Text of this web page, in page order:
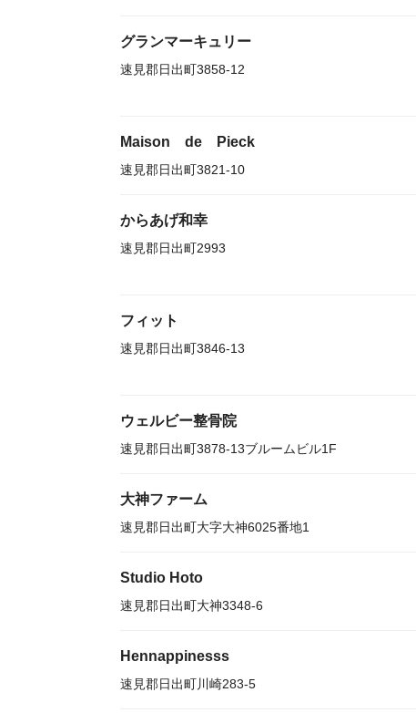
グランマーキュリー
速見郡日出町3858-12
Maison de Pieck
速見郡日出町3821-10
からあげ和幸
速見郡日出町2993
フィット
速見郡日出町3846-13
ウェルビー整骨院
速見郡日出町3878-13ブルームビル1F
大神ファーム
速見郡日出町大字大神6025番地1
Studio Hoto
速見郡日出町大神3348-6
Hennappinesss
速見郡日出町川崎283-5